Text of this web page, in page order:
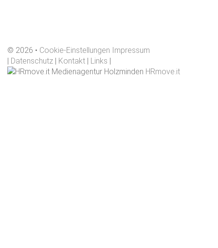
© 2026 Cookie-Einstellungen Impressum
| Datenschutz | Kontakt | Links |
HRmove.it